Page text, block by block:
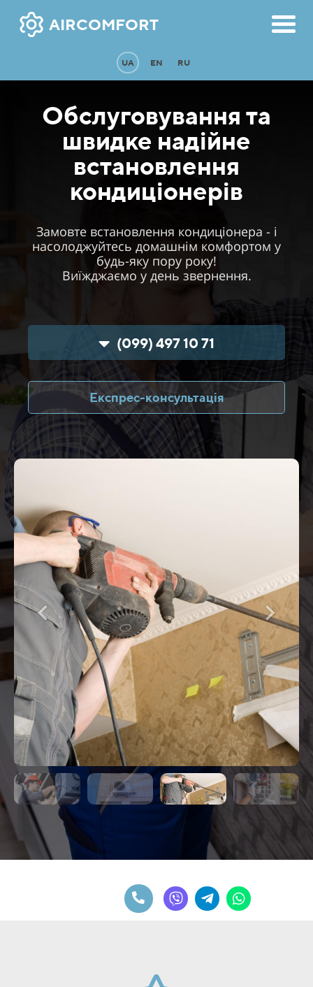
AIRCOMFORT
UA EN RU
Обслуговування та
швидке надiйне
встановлення
кондиціонерів
Замовте встановлення кондиціонера - і
насолоджуйтесь домашнім комфортом у
будь-яку пору року!
Виїжджаємо у день звернення.
(099) 497 10 71
Експрес-консультація